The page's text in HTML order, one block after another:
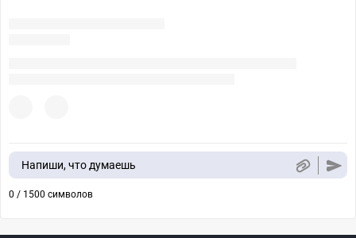
Напиши, что думаешь
0 / 1500 символов